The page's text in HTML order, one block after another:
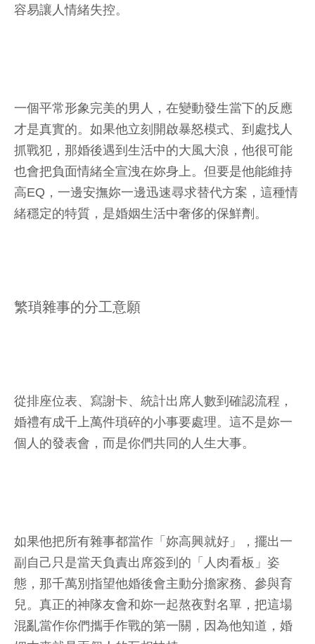
容易讓人情緒失控。
一個平常形象完美的男人，在變動發生當下的反應
才是真實的。如果他立刻開啟暴怒模式、到處找人
抓戰犯，那婚後遇到生活中的大風大浪，他很可能
也會把負面情緒全宣洩在妳身上。但要是他能維持
高EQ，一邊安撫妳一邊迅速尋求替代方案，這種情
緒穩定的特質，是婚姻生活中奢侈的保鮮劑。
繁瑣雜事的分工意願
從排座位表、寫謝卡、統計出席人數到確認流程，
婚禮有成千上萬件瑣碎的小事要處理。這不是妳一
個人的發表會，而是你們共同的人生大事。
如果他把所有雜事都當作「妳高興就好」，擺出一
副自己只是當天負責出席簽到的「人肉看板」姿
態，那千萬別指望他婚後會主動分擔家務、參與育
兒。真正的神隊友會和妳一起熬夜對名單，把這場
混亂當作你們攜手作戰的第一關，因為他知道，婚